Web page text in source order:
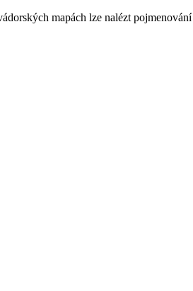
mapách lze nalézt pojmenování